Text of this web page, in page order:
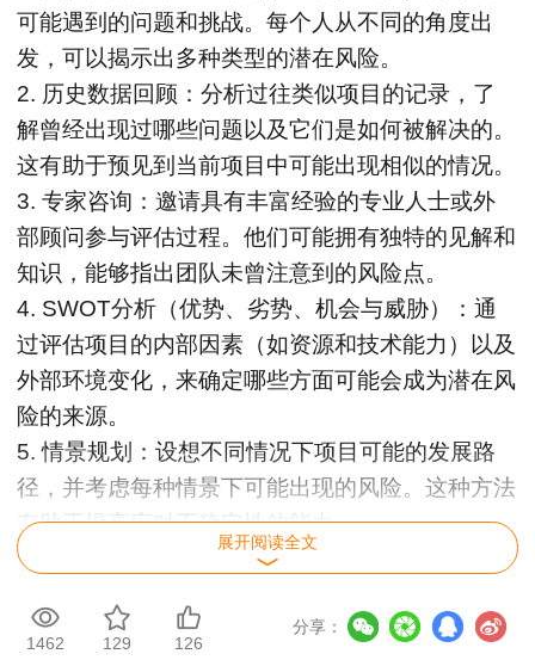
可能遇到的问题和挑战。每个人从不同的角度出
发，可以揭示出多种类型的潜在风险。
2. 历史数据回顾：分析过往类似项目的记录，了
解曾经出现过哪些问题以及它们是如何被解决的。
这有助于预见到当前项目中可能出现相似的情况。
3. 专家咨询：邀请具有丰富经验的专业人士或外
部顾问参与评估过程。他们可能拥有独特的见解和
知识，能够指出团队未曾注意到的风险点。
4. SWOT分析（优势、劣势、机会与威胁）：通
过评估项目的内部因素（如资源和技术能力）以及
外部环境变化，来确定哪些方面可能会成为潜在风
险的来源。
5. 情景规划：设想不同情况下项目可能的发展路
径，并考虑每种情景下可能出现的风险。这种方法
有助于提高应对不确定性的能力。
6. 利用风险管理工具和软件：市场上有许多专门
矩阵等，它们可以提供系统化的框架来指导整个流
展开阅读全文
1462 129 126
分享：